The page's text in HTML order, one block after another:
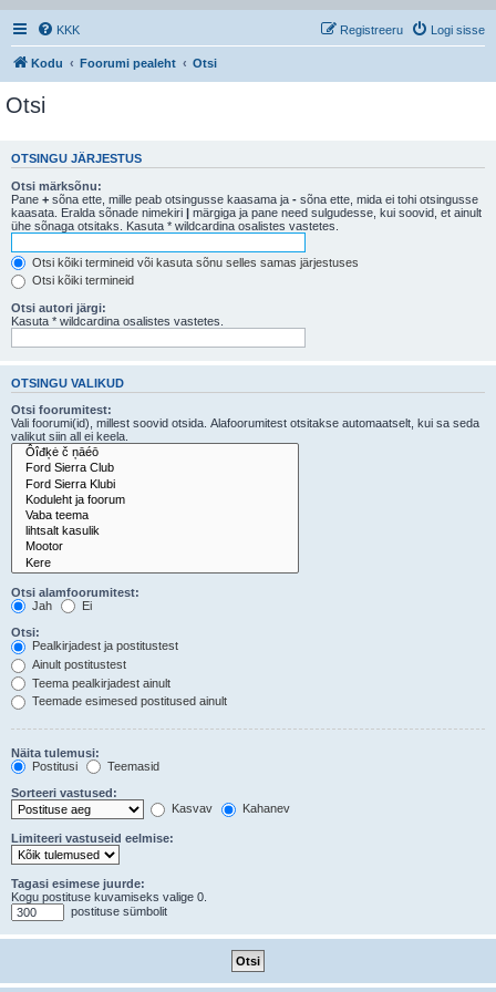
KKK Logi sisse
Registreeru
Kodu Foorumi pealeht Otsi
Otsi
OTSINGU JÄRJESTUS
Otsi märksõnu:
Pane + sõna ette, mille peab otsingusse kaasama ja - sõna ette, mida ei tohi otsingusse
kaasata. Eralda sõnade nimekiri | märgiga ja pane need sulgudesse, kui soovid, et ainult
ühe sõnaga otsitaks. Kasuta * wildcardina osalistes vastetes.
Otsi kõiki termineid või kasuta sõnu selles samas järjestuses
Otsi kõiki termineid
Otsi autori järgi:
Kasuta * wildcardina osalistes vastetes.
OTSINGU VALIKUD
Otsi foorumitest:
Vali foorumi(id), millest soovid otsida. Alafoorumitest otsitakse automaatselt, kui sa seda
valikut siin all ei keela.
Otsi alamfoorumitest:
Jah
Ei
Otsi:
Pealkirjadest ja postitustest
Ainult postitustest
Teema pealkirjadest ainult
Teemade esimesed postitused ainult
Näita tulemusi:
Postitusi
Teemasid
Sorteeri vastused:
Kasvav
Kahanev
Limiteeri vastuseid eelmise:
Tagasi esimese juurde:
Kogu postituse kuvamiseks valige 0.
postituse sümbolit